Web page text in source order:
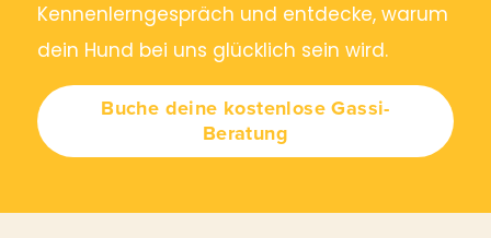
Kennenlerngespräch und entdecke, warum
dein Hund bei uns glücklich sein wird.
Buche deine kostenlose Gassi-
Beratung